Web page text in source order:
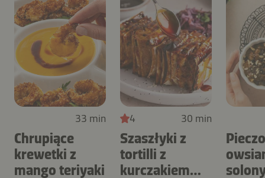
33 min
Chrupiące
krewetki z
mango teriyaki
4 30 min
Szaszłyki z
tortilli z
kurczakiem